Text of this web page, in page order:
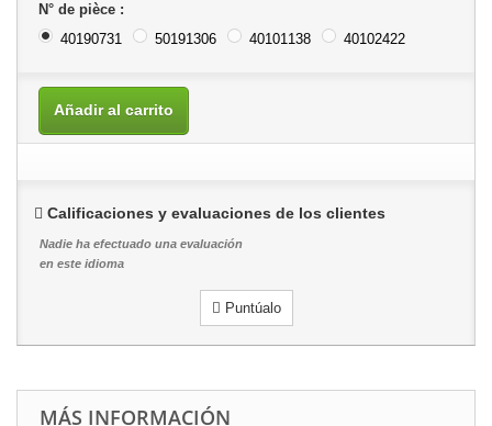
N° de pièce :
40190731
50191306 40101138 40102422
Añadir al carrito
Calificaciones y evaluaciones de los clientes
Nadie ha efectuado una evaluación
en este idioma
Puntúalo
MÁS INFORMACIÓN